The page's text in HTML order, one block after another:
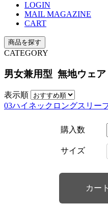
LOGIN
MAIL MAGAZINE
CART
商品を探す
CATEGORY
男女兼用型 無地ウェ
表示順
03ハイネックロングスリー
購入数
サイズ